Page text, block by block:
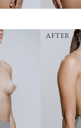
AFTER